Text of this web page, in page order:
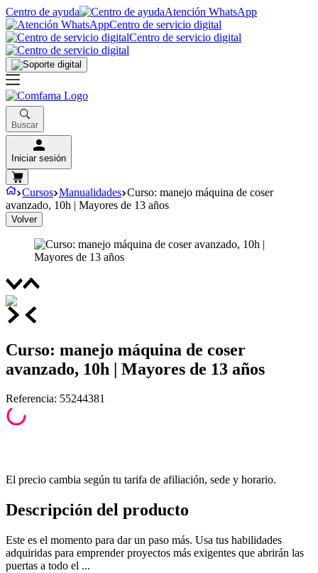
Centro de ayuda
Atención WhatsApp
Centro de servicio digital
Centro de servicio digital
Buscar
Iniciar sesión
Cursos Manualidades Curso: manejo máquina de coser
avanzado, 10h | Mayores de 13 años
Volver
Curso: manejo máquina de coser
avanzado, 10h | Mayores de 13 años
Referencia: 55244381
El precio cambia según tu tarifa de afiliación, sede y horario.
Descripción del producto
Este es el momento para dar un paso más. Usa tus habilidades
adquiridas para emprender proyectos más exigentes que abrirán las
puertas a todo el ...